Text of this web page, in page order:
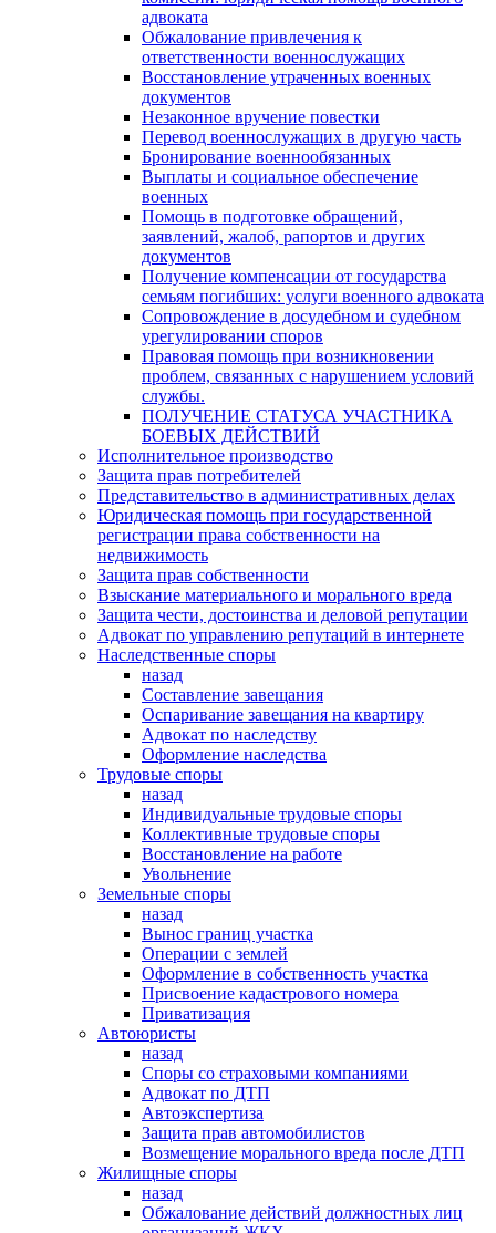
адвоката
Обжалование привлечения к
ответственности военнослужащих
Восстановление утраченных военных
документов
Незаконное вручение повестки
Перевод военнослужащих в другую часть
Бронирование военнообязанных
Выплаты и социальное обеспечение
военных
Помощь в подготовке обращений,
заявлений, жалоб, рапортов и других
документов
Получение компенсации от государства
семьям погибших: услуги военного адвоката
Сопровождение в досудебном и судебном
урегулировании споров
Правовая помощь при возникновении
проблем, связанных с нарушением условий
службы.
ПОЛУЧЕНИЕ СТАТУСА УЧАСТНИКА
БОЕВЫХ ДЕЙСТВИЙ
Исполнительное производство
Защита прав потребителей
Представительство в административных делах
Юридическая помощь при государственной
регистрации права собственности на
недвижимость
Защита прав собственности
Взыскание материального и морального вреда
Защита чести, достоинства и деловой репутации
Адвокат по управлению репутаций в интернете
Наследственные споры
назад
Составление завещания
Оспаривание завещания на квартиру
Адвокат по наследству
Оформление наследства
Трудовые споры
назад
Индивидуальные трудовые споры
Коллективные трудовые споры
Восстановление на работе
Увольнение
Земельные споры
назад
Вынос границ участка
Операции с землей
Оформление в собственность участка
Присвоение кадастрового номера
Приватизация
Автоюристы
назад
Споры со страховыми компаниями
Адвокат по ДТП
Автоэкспертиза
Защита прав автомобилистов
Возмещение морального вреда после ДТП
Жилищные споры
назад
Обжалование действий должностных лиц